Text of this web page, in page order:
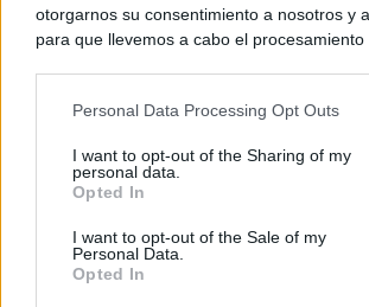
otorgarnos su consentimiento a nosotros y
para que llevemos a cabo el
negar su consentimiento. Tenga en cuenta
de su consentimiento, pero usted tiene el
rechazar tal procesamiento. Sus
cualquier momento entrando de nuevo en
visitando nuestra política de privacidad.
Personal Data Processing Opt Outs
I want to opt-out of the Sharing of my
personal data.
Opted In
I want to opt-out of the Sale of my
Personal Data.
Opted In